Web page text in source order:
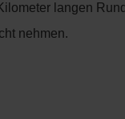
langen
nehmen.